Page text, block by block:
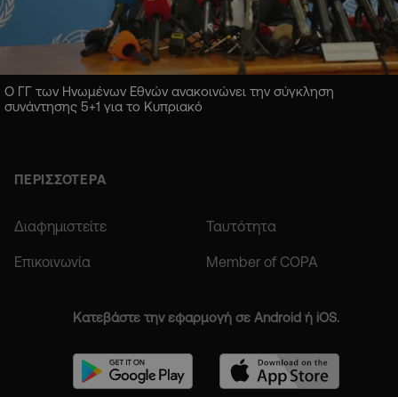
Ο ΓΓ των Ηνωμένων Εθνών ανακοινώνει την σύγκληση
συνάντησης 5+1 για το Κυπριακό
ΠΕΡΙΣΣΟΤΕΡΑ
Διαφημιστείτε Ταυτότητα
Επικοινωνία Member of COPA
Κατεβάστε την εφαρμογή σε Android ή iOS.